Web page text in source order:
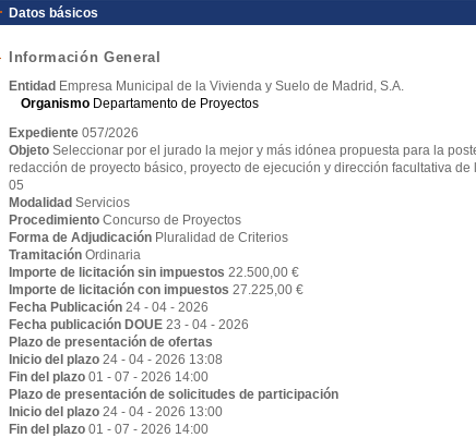
Datos básicos
Información General
Entidad Empresa Municipal de la Vivienda y Suelo de Madrid, S.A.
Organismo Departamento de Proyectos
Expediente 057/2026
Objeto Seleccionar por el jurado la mejor y más idónea propuesta para la
redacción de proyecto básico, proyecto de ejecución y dirección facultativa
05
Modalidad Servicios
Procedimiento Concurso de Proyectos
Forma de Adjudicación Pluralidad de Criterios
Tramitación Ordinaria
Importe de licitación sin impuestos 22.500,00 €
Importe de licitación con impuestos 27.225,00 €
Fecha Publicación 24 - 04 - 2026
Fecha publicación DOUE 23 - 04 - 2026
Plazo de presentación de ofertas
Inicio del plazo 24 - 04 - 2026 13:08
Fin del plazo 01 - 07 - 2026 14:00
Plazo de presentación de solicitudes de participación
Inicio del plazo 24 - 04 - 2026 13:00
Fin del plazo 01 - 07 - 2026 14:00